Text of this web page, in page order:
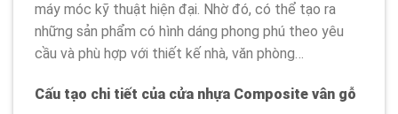
máy móc kỹ thuật hiện đại. Nhờ đó, có thể tạo ra
những sản phẩm có hình dáng phong phú theo yêu
cầu và phù hợp với thiết kế nhà, văn phòng…
Cấu tạo chi tiết của cửa nhựa Composite vân gỗ